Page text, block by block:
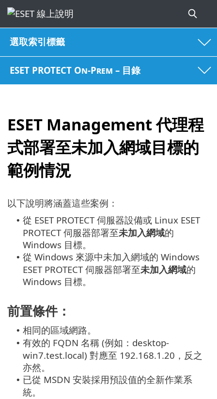
選取索引標籤
ESET PROTECT On-Prem – 目錄
ESET Management 代理程
式部署至未加入網域目標的
範例情況
以下說明將涵蓋這些案例：
• 從 ESET PROTECT 伺服器設備或 Linux ESET
PROTECT 伺服器部署至未加入網域的
Windows 目標。
• 從 Windows 來源中未加入網域的 Windows
ESET PROTECT 伺服器部署至未加入網域的
Windows 目標。
前置條件：
• 相同的區域網路。
• 有效的 FQDN 名稱 (例如：desktop-
win7.test.local) 對應至 192.168.1.20，反之
亦然。
• 已從 MSDN 安裝採用預設值的全新作業系
統。